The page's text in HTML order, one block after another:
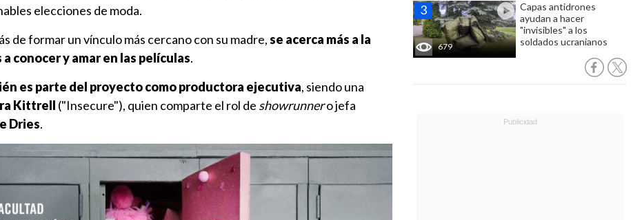
679
Capas antidrones
ayudan a hacer
"invisibles" a los
soldados ucranianos
elecciones de moda.
de formar un vínculo más cercano con su madre,se acerca más a la
conocer y amar en las películas.
es parte del proyecto como productora ejecutiva, siendo una
Kittrell ("Insecure"), quien comparte el rol de showrunnero jefa
Dries.